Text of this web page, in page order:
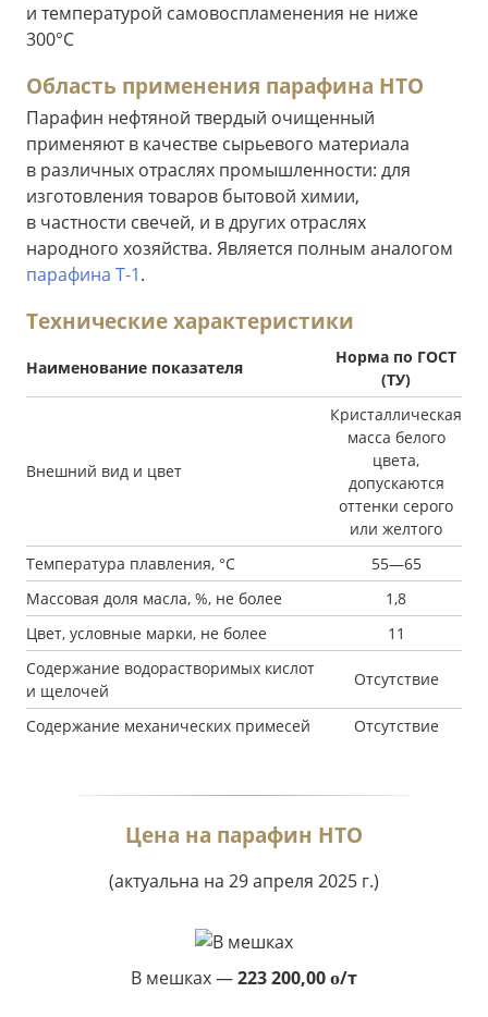
и температурой самовоспламенения не ниже
300°С
Область применения парафина НТО
Парафин нефтяной твердый очищенный
применяют в качестве сырьевого материала
в различных отраслях промышленности: для
изготовления товаров бытовой химии,
в частности свечей, и в других отраслях
народного хозяйства. Является полным аналогом
парафина Т-1.
Технические характеристики
Наименование показателя
Норма по ГОСТ
(ТУ)
Внешний вид и цвет
Кристаллическая
масса белого
цвета,
допускаются
оттенки серого
или желтого
Температура плавления, °С
55—65
Массовая доля масла, %, не более
1,8
Цвет, условные марки, не более
11
Содержание водорастворимых кислот
и щелочей
Отсутствие
Содержание механических примесей Отсутствие
Цена на парафин НТО
(актуальна на 29 апреля 2025 г.)
В мешках —223 200,00 o/т